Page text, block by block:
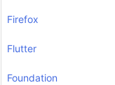
Firefox
Flutter
Foundation